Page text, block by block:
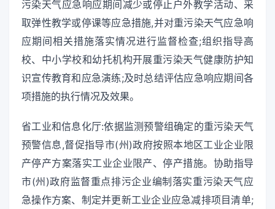
污染天气应急响应期间减少或停止户外教学活动、采
取弹性教学或停课等应急措施,并对重污染天气应急响
应期间相关措施落实情况进行监督检查;组织指导高
校、中小学校和幼托机构开展重污染天气健康防护知
识宣传教育和应急演练;及时总结评估应急响应期间各
项措施的执行情况及效果。
省工业和信息化厅:依据监测预警组确定的重污染天气
预警信息,督促指导市(州)政府按照本地区工业企业限
产停产方案落实工业企业限产、停产措施。协助指导
市(州)政府监督重点排污企业编制落实重污染天气应
急操作方案、制定并更新工业企业应急减排项目清单;